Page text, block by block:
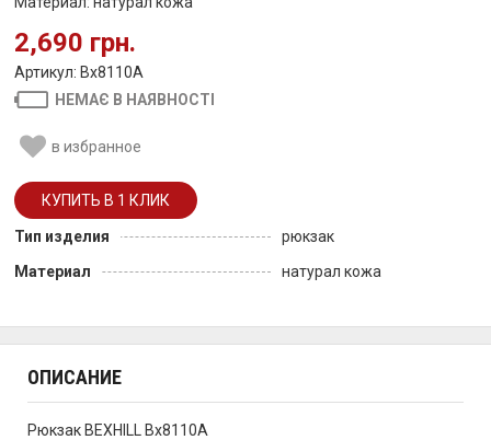
2,690 грн.
Артикул: Bx8110A
НЕМАЄ В НАЯВНОСТІ
в избранное
Тип изделия
рюкзак
Материал
натурал кожа
ОПИСАНИЕ
Рюкзак BEXHILL Bx8110A